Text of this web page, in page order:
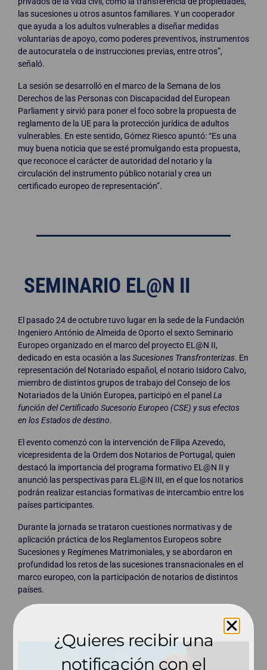
las sucesiones u otros asuntos familiares. Y un cooperador
que ayuda a los adultos vulnerables a diseñar medidas
voluntarias de apoyo, como poderes preventivos, instrumentos
de autocuratela o de instrucciones previas, entre otros”,
señaló.
La sesión se desarrolló en el marco de la Semana de los
Derechos de las Personas con Discapacidad del European
Parliament y sirvió para poner el foco sobre la propuesta de
reglamento de la UE para la protección jurídica de adultos
vulnerables. En este sentido, Gómez Riesco apuntó: “Es una
muy buena noticia que se esté promulgando esta propuesta,
que reconoce el carácter de autoridad del notario y la
circulación del instrumento público notarial y crea un
certificado europeo de representación”.
SEMINARIO EL@N II
El pasado 24 de octubre tuvo lugar en la sede de la Fundación
Ingeniero António de Almeida de Oporto el sexto Seminario
Europeo organizado en el marco del proyecto EL@N II,
dedicado en esta ocasión a lasSucesiones Transfronterizas. En
representación del Notariado español, el notario Isidoro Calvo,
miembro de distintos grupos de trabajo del Consejo de los
Notariados de la Unión Europea, participó en el panel La
función del Certificado Sucesorio Europeo (CSE) y sus efectos
en los Estados de destino.
El evento comenzó con la intervención de Filipa Azevedo,
vicepresidenta de la Ordem dos Notarios de Portugal, quien
destacó la importancia del programa formativo EL@N II y
anunció las perspectivas para EL@N III, en el que los notarios
podrán realizar estancias formativas de intercambio entre los
países participantes.
Durante la jornada se trataron cuestiones normativas y de
aplicación práctica de los Reglamentos Europeos sobre
Sucesiones y Regímenes Matrimoniales, y se abordaron en
profundidad los retos de las sucesiones transnacionales en el
marco europeo, con la participación de notarios de distintos
países.
¿Quieres recibir una
notificación con el